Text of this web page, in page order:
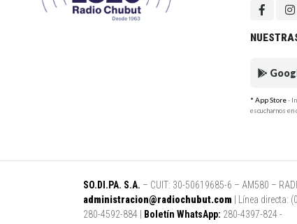
* App Store-
escucharnos
SO.DI.PA. S.A. – CUIT: 30-50619685-6 – AM580 –
administracion@radiochubut.com | Línea directa:
280-4592-884 |
Boletín WhatsApp: 280-4397-824 -